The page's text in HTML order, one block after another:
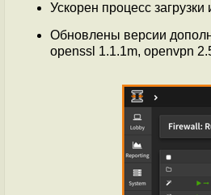
Ускорен процесс
Обновлены версии
openssl 1.1.1m, openvpn